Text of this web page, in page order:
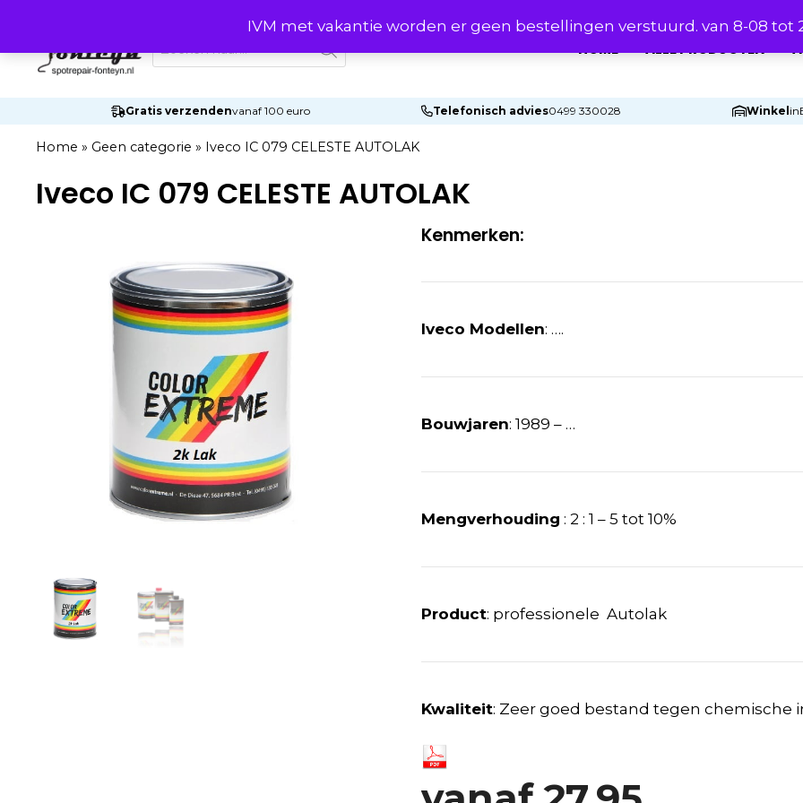
IVM met vakantie worden er geen bestellingen verstuurd. van 8-08 tot
de
inhoud
zoeken
HOME ALLE PRODUCTEN
Gratis verzendenvanaf 100 euro Telefonisch advies0499 330028 Winkel in
Home » Geen categorie » Iveco IC 079 CELESTE AUTOLAK
Iveco IC 079 CELESTE AUTOLAK
Kenmerken:
Iveco Modellen: ….
Bouwjaren: 1989 – …
Mengverhouding : 2 : 1 – 5 tot 10%
Product: professionele Autolak
Kwaliteit: Zeer goed bestand tegen chemische